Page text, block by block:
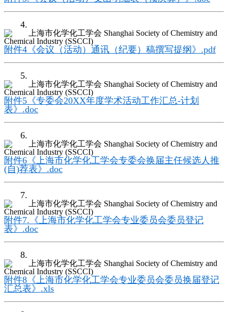
4.
附件4《会议（活动）通讯（纪要）稿撰写提纲》.pdf
5.
附件5《专委会20XX年度学术活动工作汇总-计划
表》.doc
6.
附件6《上海市化学化工学会专委会换届主任候选人推
(自)荐表》.doc
7.
附件7.《上海市化学化工学会专业委员会委员登记
表》.doc
8.
附件8《上海市化学化工学会专业委员会委员换届登记
汇总表》.xls